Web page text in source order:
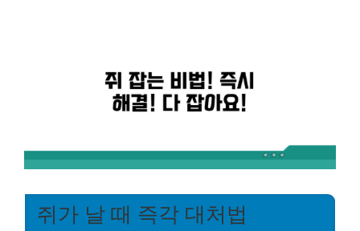
쥐가 날 때 즉각 대처법